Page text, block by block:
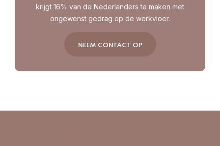
krijgt 16% van de Nederlanders te maken met
ongewenst gedrag op de werkvloer.
NEEM CONTACT OP